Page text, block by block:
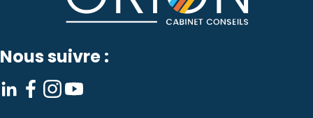
Nous suivre :